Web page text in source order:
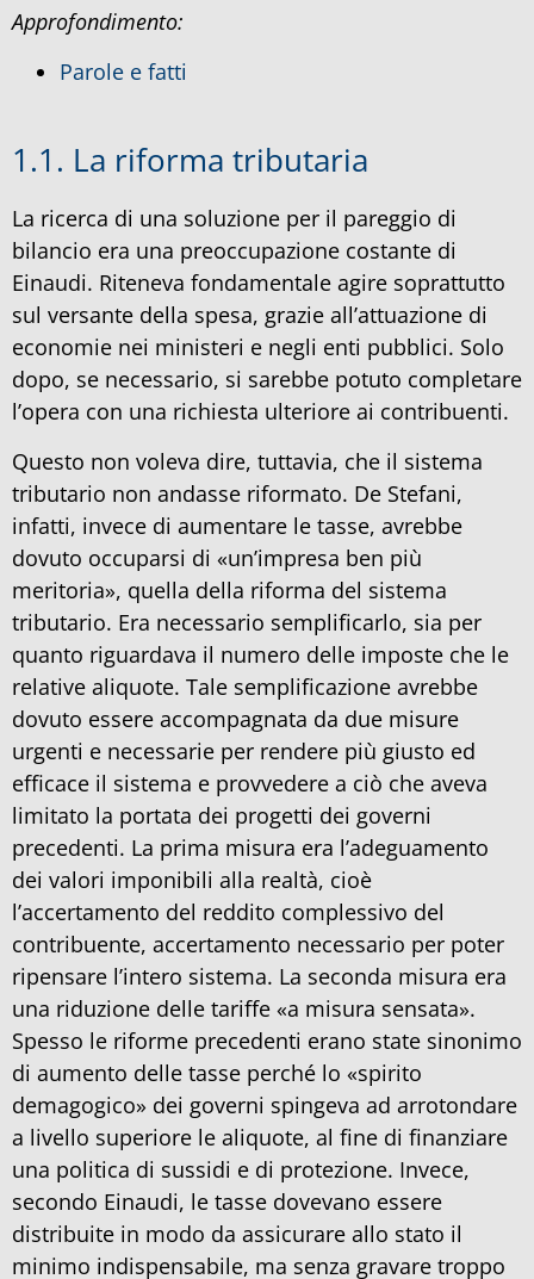
Approfondimento:
Parole e fatti
1.1. La riforma tributaria
La ricerca di una soluzione per il pareggio di
bilancio era una preoccupazione costante di
Einaudi. Riteneva fondamentale agire soprattutto
sul versante della spesa, grazie all’attuazione di
economie nei ministeri e negli enti pubblici. Solo
dopo, se necessario, si sarebbe potuto completare
l’opera con una richiesta ulteriore ai contribuenti.
Questo non voleva dire, tuttavia, che il sistema
tributario non andasse riformato. De Stefani,
infatti, invece di aumentare le tasse, avrebbe
dovuto occuparsi di «un’impresa ben più
meritoria», quella della riforma del sistema
tributario. Era necessario semplificarlo, sia per
quanto riguardava il numero delle imposte che le
relative aliquote. Tale semplificazione avrebbe
dovuto essere accompagnata da due misure
urgenti e necessarie per rendere più giusto ed
efficace il sistema e provvedere a ciò che aveva
limitato la portata dei progetti dei governi
precedenti. La prima misura era l’adeguamento
dei valori imponibili alla realtà, cioè
l’accertamento del reddito complessivo del
contribuente, accertamento necessario per poter
ripensare l’intero sistema. La seconda misura era
una riduzione delle tariffe «a misura sensata».
Spesso le riforme precedenti erano state sinonimo
di aumento delle tasse perché lo «spirito
demagogico» dei governi spingeva ad arrotondare
a livello superiore le aliquote, al fine di finanziare
una politica di sussidi e di protezione. Invece,
secondo Einaudi, le tasse dovevano essere
distribuite in modo da assicurare allo stato il
minimo indispensabile, ma senza gravare troppo